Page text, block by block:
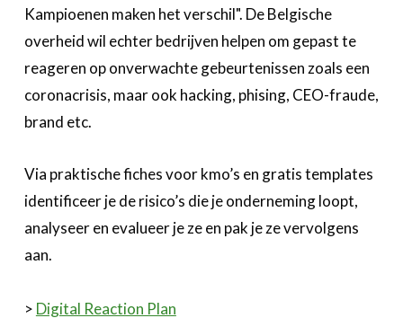
Kampioenen maken het verschil". De Belgische
overheid wil echter bedrijven helpen om gepast te
reageren op onverwachte gebeurtenissen zoals een
coronacrisis, maar ook hacking, phising, CEO-fraude,
brand etc.
Via praktische fiches voor kmo’s en gratis templates
identificeer je de risico’s die je onderneming loopt,
analyseer en evalueer je ze en pak je ze vervolgens
aan.
> Digital Reaction Plan